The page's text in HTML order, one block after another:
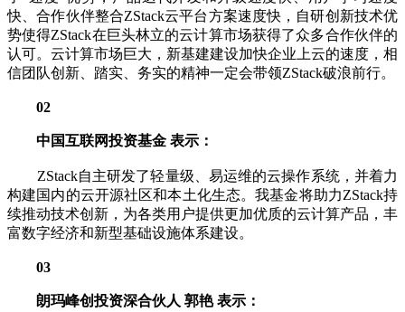
快、合作伙伴整合ZStack云平台方案速度快，自研创新技术优
势使得ZStack在巨头林立的云计算市场获得了众多合作伙伴的
认可。云计算市场巨大，新基建建设加快企业上云的速度，相
信团队创新、踏实、务实的精神一定会带领ZStack破浪前行。
02
中国互联网投资基金 表示：
ZStack自主研发了轻量级、易运维的云操作系统，并着力
构建国内的云开源社区和本土化生态。我基金将助力ZStack持
续推动技术创新，为各类用户提供更加优质的云计算产品，丰
富数字经济和新型基础设施体系建设。
03
朗玛峰创投资深合伙人 郭艳 表示：